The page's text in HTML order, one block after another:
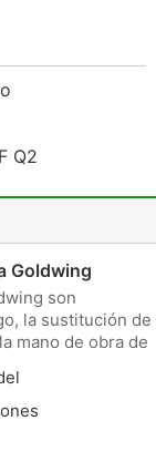
Q2
Goldwing
son
la sustitución de
mano de obra de
reemplazo para